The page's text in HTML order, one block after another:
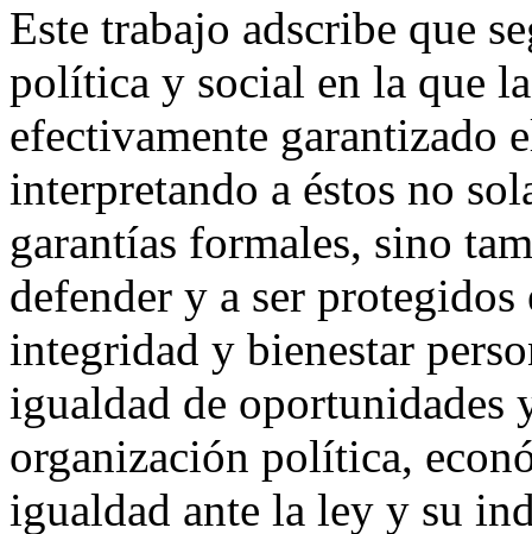
Este trabajo adscribe que
política y social en la que
efectivamente garantizado
interpretando a éstos no
garantías formales, sino
defender y a ser
integridad y bienestar
igualdad de oportunidades
organización política,
igualdad ante la ley y su